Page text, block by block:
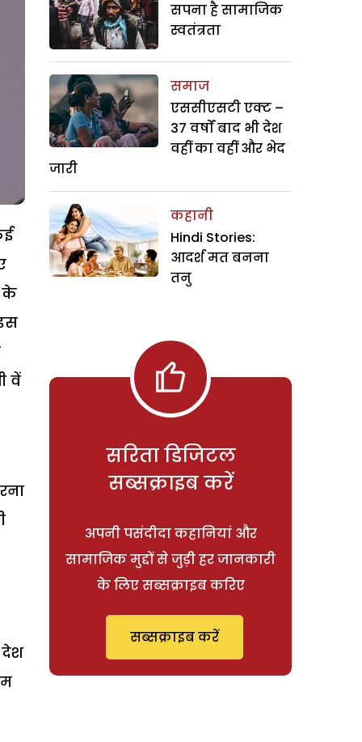
के
वें
देश
सपना है सामाजिक
स्वतंत्रता
समाज
एससीएसटी एक्ट –
37 वर्षों बाद भी देश
वहीं का वहीं और भेद
जारी
कहानी
Hindi Stories:
आदर्श मत बनना
तनु
सरिता डिजिटल
सब्सक्राइब करें
अपनी पसंदीदा कहानियां और
सामाजिक मुद्दों से जुड़ी हर जानकारी
के लिए सब्सक्राइब करिए
सब्सक्राइब करें